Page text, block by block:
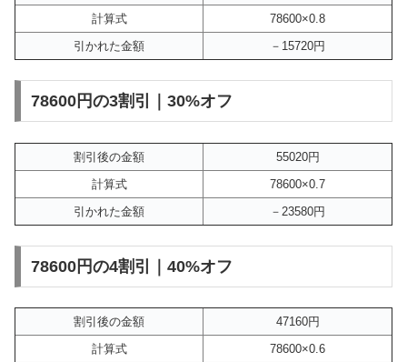
計算式
78600×0.8
引かれた金額
－15720円
78600円の3割引｜30%オフ
割引後の金額
55020円
計算式
78600×0.7
引かれた金額
－23580円
78600円の4割引｜40%オフ
割引後の金額
47160円
計算式
78600×0.6